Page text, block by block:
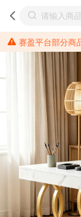
赛盈平台部分商品含有相关成分元素，请各位分销商需提前了解产品材质情况，并针对其做好相关的风险把控，以免造成不必要的损失。 *美国加州65法案进一步规定了对于仅包含致癌物质，仅包含致生殖毒性物质，同时包含致癌物质和致生殖毒性物质，亦或是包含某一物质即为致癌物质又